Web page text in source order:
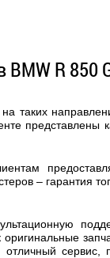
R 850
таких
– гарантия
сервис,